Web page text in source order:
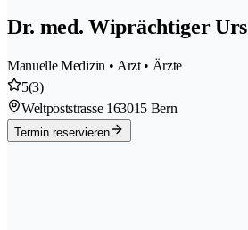
Dr. med. Wiprächtiger Urs
Manuelle Medizin • Arzt • Ärzte
5(3)
Weltpoststrasse 163015 Bern
Termin reservieren